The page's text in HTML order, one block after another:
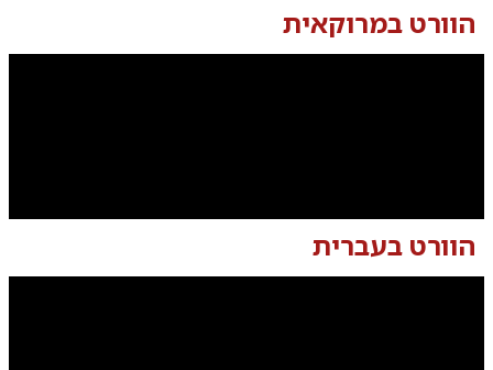
הוורט במרוקאית
הוורט בעברית